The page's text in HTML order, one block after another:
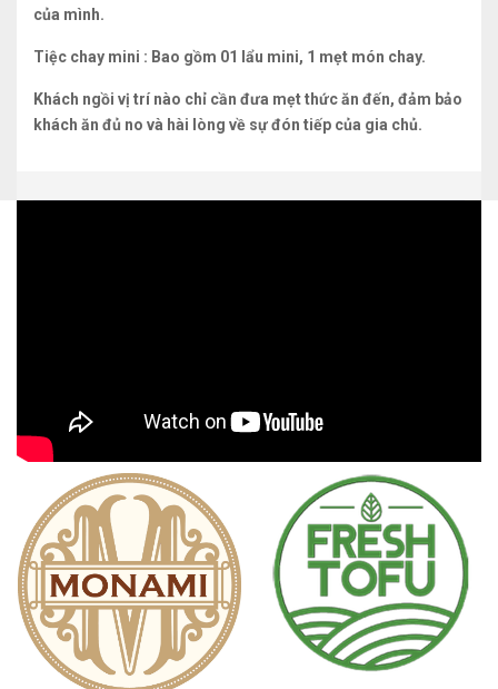
của mình.
Tiệc chay mini : Bao gồm 01 lẩu mini, 1 mẹt món chay.
Khách ngồi vị trí nào chỉ cần đưa mẹt thức ăn đến, đảm bảo
khách ăn đủ no và hài lòng về sự đón tiếp của gia chủ.